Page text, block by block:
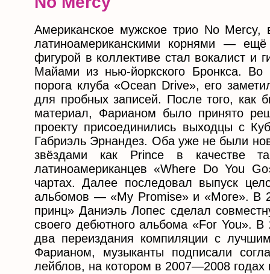
Американское мужское трио No
латиноамериканскими корнями —
фигурой в коллективе стал вокалист и
Майами из нью-йоркского Бронкса.
порога клуба «Ocean Drive», его
для пробных записей. После того, как
материал, Фарианом было принято
проекту присоединились выходцы с
Габриэль Эрнандез. Оба уже не были
звёздами как Prince в качестве
латиноамериканцев «Where Do You
чартах. Далее последовал выпуск
альбомов — «My Promise» и «More». В
принц» Даниэль Лопес сделал
своего дебютного альбома «For You».
два переиздания компиляции с
Фарианом, музыканты подписали
лейблов, на котором в 2007—2008